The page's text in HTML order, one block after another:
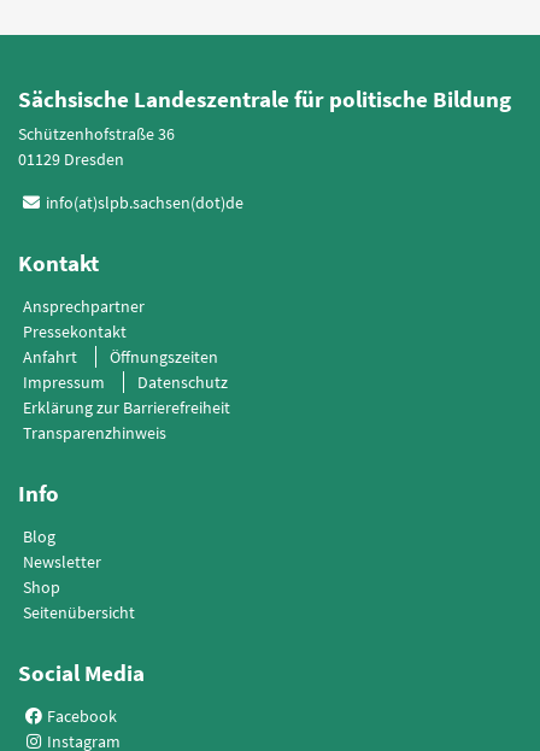
Sächsische Landeszentrale für politische Bildung
Schützenhofstraße 36
01129 Dresden
info(at)slpb.sachsen(dot)de
Kontakt
Ansprechpartner
Pressekontakt
Anfahrt
Öffnungszeiten
Impressum
Datenschutz
Erklärung zur Barrierefreiheit
Transparenzhinweis
Info
Blog
Newsletter
Shop
Seitenübersicht
Social Media
Facebook
Instagram